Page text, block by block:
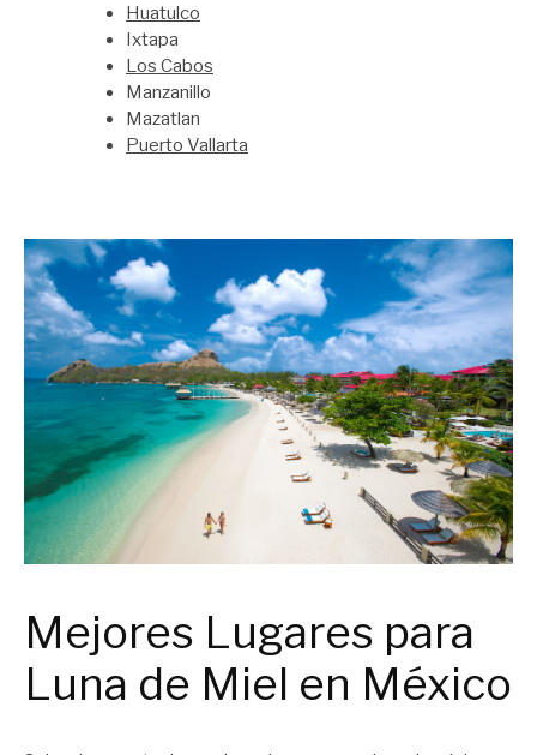
Huatulco
Ixtapa
Los Cabos
Manzanillo
Mazatlan
Puerto Vallarta
Mejores Lugares para
Luna de Miel en México